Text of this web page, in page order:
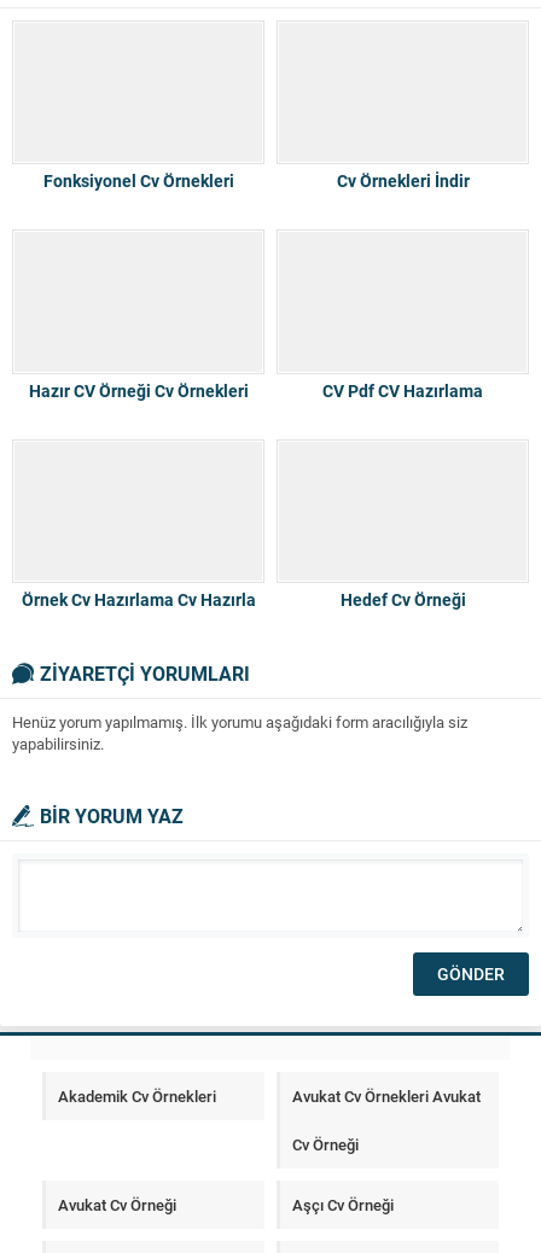
Fonksiyonel Cv Örnekleri Cv Örnekleri İndir
Hazır CV Örneği Cv Örnekleri CV Pdf CV Hazırlama
Örnek Cv Hazırlama Cv Hazırla Hedef Cv Örneği
ZİYARETÇİ YORUMLARI
Henüz yorum yapılmamış. İlk yorumu aşağıdaki form aracılığıyla siz
yapabilirsiniz.
BİR YORUM YAZ
Akademik Cv Örnekleri Avukat Cv Örnekleri Avukat
Cv Örneği
Avukat Cv Örneği Aşçı Cv Örneği